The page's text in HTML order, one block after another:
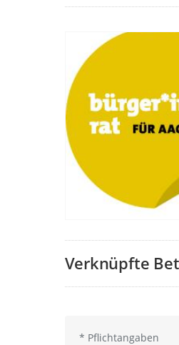
Verknüpfte
* Pflichtangaben